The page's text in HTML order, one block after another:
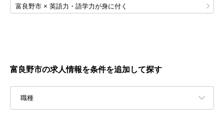
富良野市 × 英語力・語学力が身に付く
富良野市の求人情報を条件を追加して探す
職種